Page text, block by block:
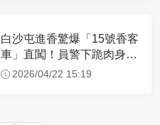
白沙屯進香驚爆「15號香客
車」直闖！員警下跪肉身擋
車：讓行人先過
2026/04/22 15:19